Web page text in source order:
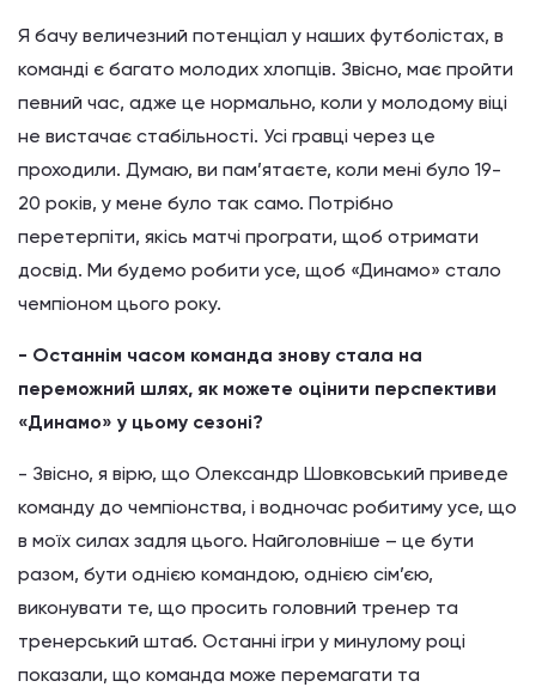
Я бачу величезний потенціал у наших футболістах, в
команді є багато молодих хлопців. Звісно, має пройти
певний час, адже це нормально, коли у молодому віці
не вистачає стабільності. Усі гравці через це
проходили. Думаю, ви пам’ятаєте, коли мені було 19-
20 років, у мене було так само. Потрібно
перетерпіти, якісь матчі програти, щоб отримати
досвід. Ми будемо робити усе, щоб «Динамо» стало
чемпіоном цього року.
- Останнім часом команда знову стала на
переможний шлях, як можете оцінити перспективи
«Динамо» у цьому сезоні?
- Звісно, я вірю, що Олександр Шовковський приведе
команду до чемпіонства, і водночас робитиму усе, що
в моїх силах задля цього. Найголовніше – це бути
разом, бути однією командою, однією сім’єю,
виконувати те, що просить головний тренер та
тренерський штаб. Останні ігри у минулому році
показали, що команда може перемагати та